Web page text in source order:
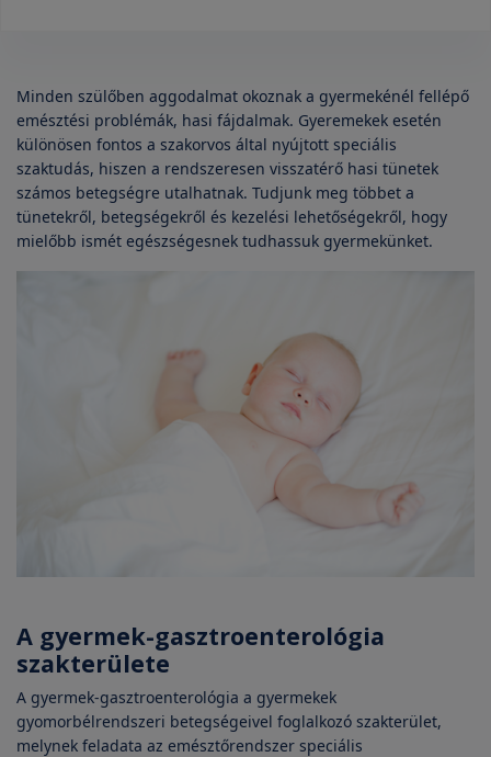
Minden szülőben aggodalmat okoznak a gyermekénél fellépő
emésztési problémák, hasi fájdalmak. Gyeremekek esetén
különösen fontos a szakorvos által nyújtott speciális
szaktudás, hiszen a rendszeresen visszatérő hasi tünetek
számos betegségre utalhatnak. Tudjunk meg többet a
tünetekről, betegségekről és kezelési lehetőségekről, hogy
mielőbb ismét egészségesnek tudhassuk gyermekünket.
A gyermek-gasztroenterológia
szakterülete
A gyermek-gasztroenterológia a gyermekek
gyomorbélrendszeri betegségeivel foglalkozó szakterület,
melynek feladata az emésztőrendszer speciális